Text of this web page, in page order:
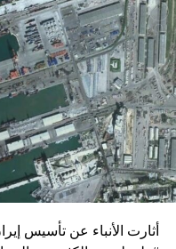
زيارة تأتي في إطار الجهود
واشنطن للدفع بالمفاوضات
النار في غزة.
ويبدو أن نتنياهو استبق
الضغوط يجب أن تتوجه
كما وقال بيان من مكتب
الإسرائيلية في محور
التسلح”.
وفي هذا السياق، قال
أثارت الأنباء عن تأسيس